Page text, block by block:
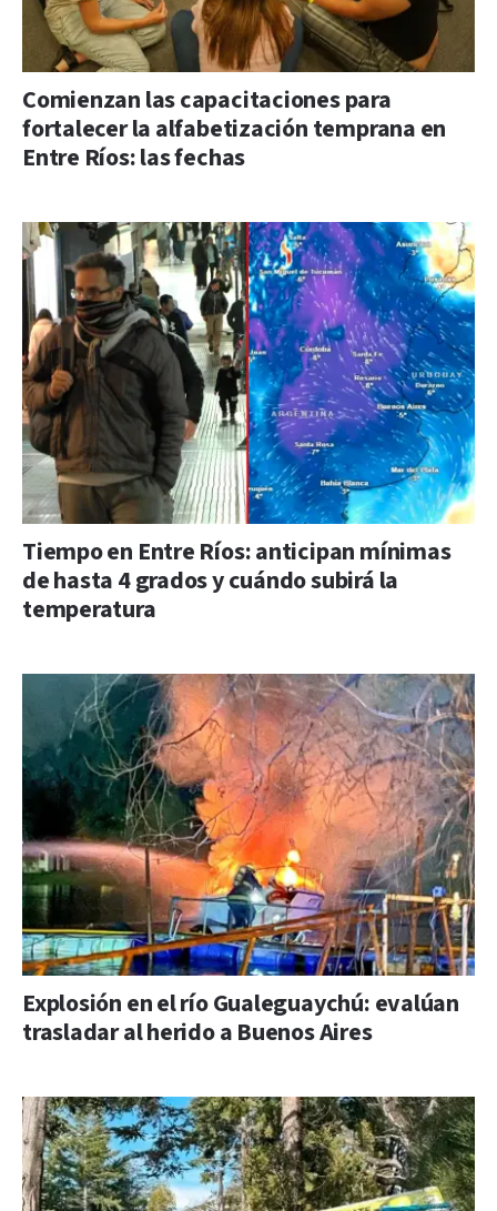
Comienzan las capacitaciones para
fortalecer la alfabetización temprana en
Entre Ríos: las fechas
Tiempo en Entre Ríos: anticipan mínimas
de hasta 4 grados y cuándo subirá la
temperatura
Explosión en el río Gualeguaychú: evalúan
trasladar al herido a Buenos Aires